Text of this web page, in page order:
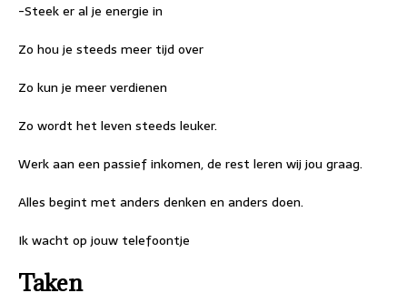
-Steek er al je energie in
Zo hou je steeds meer tijd over
Zo kun je meer verdienen
Zo wordt het leven steeds leuker.
Werk aan een passief inkomen, de rest leren wij jou graag.
Alles begint met anders denken en anders doen.
Ik wacht op jouw telefoontje
Taken